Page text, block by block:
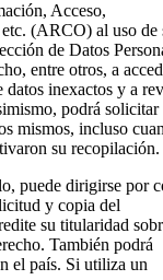
Acceso,
(ARCO) al uso de
de Datos
entre otros, a
inexactos y a
podrá solicitar
mismos, incluso
su recopilación.
puede dirigirse por
y copia del
su titularidad
También podrá
el país. Si utiliza un